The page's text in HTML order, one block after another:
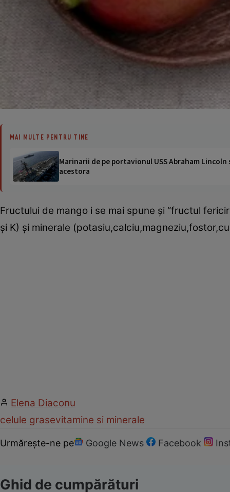
MAI MULTE PENTRU TINE
Marinarii de pe portavionul USS Abraham
acestora
Fructului de mango i se mai spune şi “fructul
şi K) şi minerale
Elena Diaconu
celule grasevitamine si minerale
Urmărește-ne pe Google News Facebook
Ghid de cumpărături